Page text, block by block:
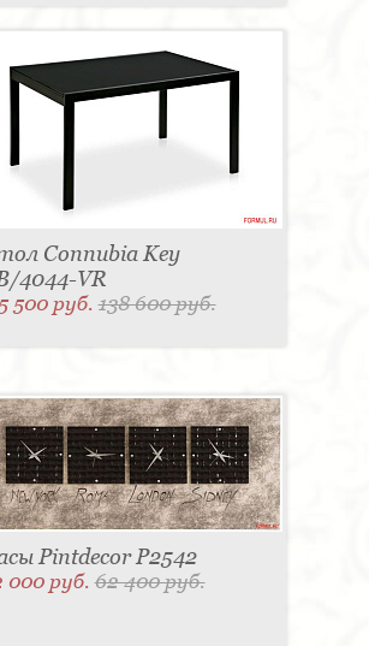
Connubia Key
4044-VR
500 руб.138 600 руб.
Pintdecor P2542
000 руб.62 400 руб.